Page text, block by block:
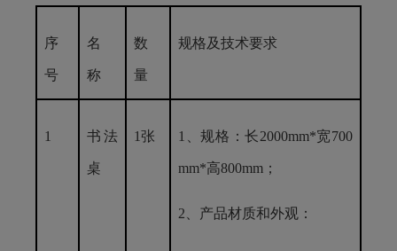
序
号
名
称
数
量
规格及技术要求
1 书法
桌
1张 1、规格：长2000mm*宽700
mm*高800mm；
2、产品材质和外观：